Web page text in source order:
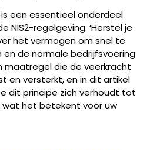
een essentieel onderdeel
NIS2-regelgeving. ‘Herstel je
het vermogen om snel te
de normale bedrijfsvoering
maatregel die de veerkracht
en versterkt, en in dit artikel
dit principe zich verhoudt tot
wat het betekent voor uw